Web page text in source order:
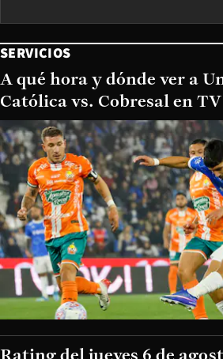
SERVICIOS
A qué hora y dónde ver a
Católica vs. Cobresal en